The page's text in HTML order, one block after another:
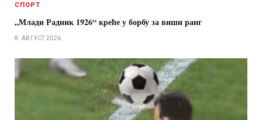
СПОРТ
„Млади Радник 1926“ креће у борбу за виши ранг
8. АВГУСТ 2026.